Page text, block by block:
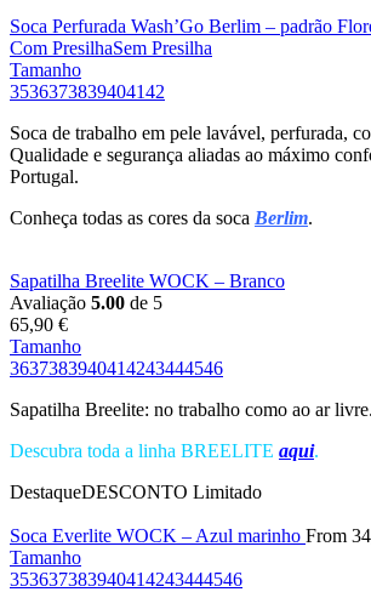
Soca Perfurada Wash’Go Berlim – padrão
Com PresilhaSem Presilha
Tamanho
3536373839404142
Soca de trabalho em pele lavável, perfurada,
Qualidade e segurança aliadas ao máximo
Portugal.
Conheça todas as cores da soca Berlim.
Sapatilha Breelite WOCK – Branco
Avaliação 5.00 de 5
65,90 €
Tamanho
3637383940414243444546
Sapatilha Breelite: no trabalho como ao ar livre.
Descubra toda a linha BREELITE aqui.
DestaqueDESCONTO Limitado
Soca Everlite WOCK – Azul marinho From
Tamanho
353637383940414243444546